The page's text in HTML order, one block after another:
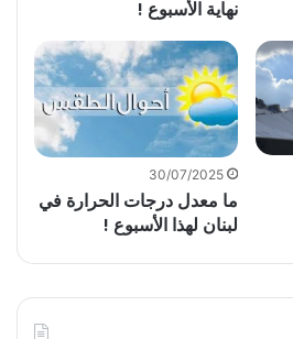
نهاية الأسبوع !
30/07/2025
ما معدل درجات الحرارة في
لبنان لهذا الأسبوع !